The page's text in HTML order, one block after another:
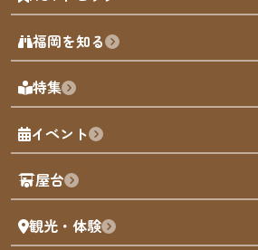
みんなの旅行記
天神エリア
博多旧市街
福岡城
歴史・文化
福岡を知る
福岡の見どころ
福岡の魅力
観光カレンダー
観光PR動画
まち歩き
福岡グルメ
特集
イベント
屋台
観光・体験